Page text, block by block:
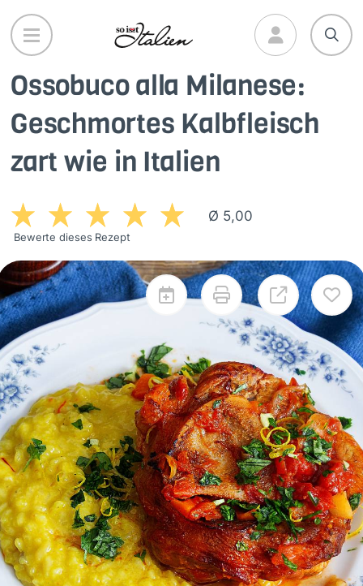
Direkt
zum
Inhalt
Ossobuco alla Milanese:
Geschmortes Kalbfleisch
zart wie in Italien
Ø 5,00
Bewerte dieses Rezept